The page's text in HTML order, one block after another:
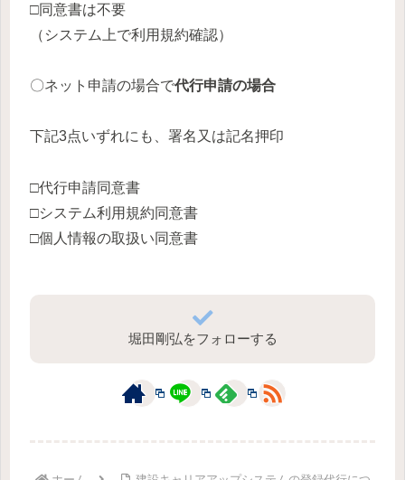
□同意書は不要
（システム上で利用規約確認）
〇ネット申請の場合で代行申請の場合
下記3点いずれにも、署名又は記名押印
□代行申請同意書
□システム利用規約同意書
□個人情報の取扱い同意書
堀田剛弘をフォローする